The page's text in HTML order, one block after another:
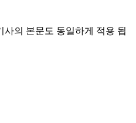
사의 본문도 동일하게 적용 됩